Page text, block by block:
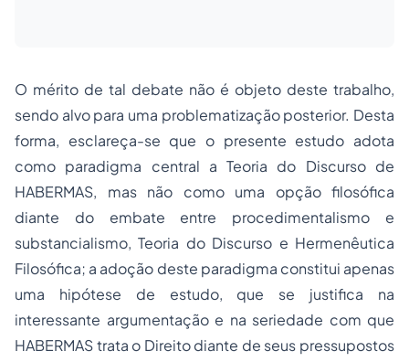
O mérito de tal debate não é objeto deste trabalho,
sendo alvo para uma problematização posterior. Desta
forma, esclareça-se que o presente estudo adota
como paradigma central a Teoria do Discurso de
HABERMAS, mas não como uma opção filosófica
diante do embate entre procedimentalismo e
substancialismo, Teoria do Discurso e Hermenêutica
Filosófica; a adoção deste paradigma constitui apenas
uma hipótese de estudo, que se justifica na
interessante argumentação e na seriedade com que
HABERMAS trata o Direito diante de seus pressupostos